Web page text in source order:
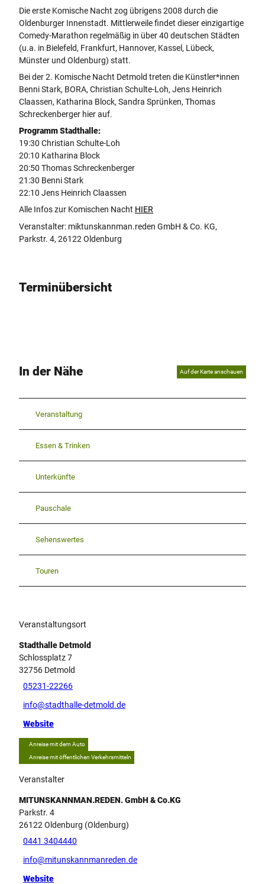
-
4
b
d
5
b
e
5
d
-
a
4
5
b
3
2
2
3
_
E
_
b
b
Die erste Komische Nacht zog übrigens 2008 durch die
Oldenburger Innenstadt. Mittlerweile findet dieser einzigartige
Comedy-Marathon regelmäßig in über 40 deutschen Städten
(u.a. in Bielefeld, Frankfurt, Hannover, Kassel, Lübeck,
Münster und Oldenburg) statt.
Bei der 2. Komische Nacht Detmold treten die Künstler*innen
Benni Stark, BORA, Christian Schulte-Loh, Jens Heinrich
Claassen, Katharina Block, Sandra Sprünken, Thomas
Schreckenberger hier auf.
Programm Stadthalle:
19:30 Christian Schulte-Loh
20:10 Katharina Block
20:50 Thomas Schreckenberger
21:30 Benni Stark
22:10 Jens Heinrich Claassen
Alle Infos zur Komischen Nacht HIER
Veranstalter: miktunskannman.reden GmbH & Co. KG,
Parkstr. 4, 26122 Oldenburg
Terminübersicht
In der Nähe Auf der Karte anschauen
Veranstaltung
Essen & Trinken
Unterkünfte
Pauschale
Sehenswertes
Touren
Veranstaltungsort
Stadthalle Detmold
Schlossplatz 7
32756 Detmold
05231-22266
info@stadthalle-detmold.de
Website
Anreise mit dem Auto
Anreise mit öffentlichen Verkehrsmitteln
Veranstalter
MITUNSKANNMAN.REDEN. GmbH & Co.KG
Parkstr. 4
26122Oldenburg (Oldenburg)
0441 3404440
info@mitunskannmanreden.de
Website